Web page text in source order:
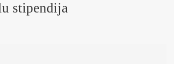
stipendija